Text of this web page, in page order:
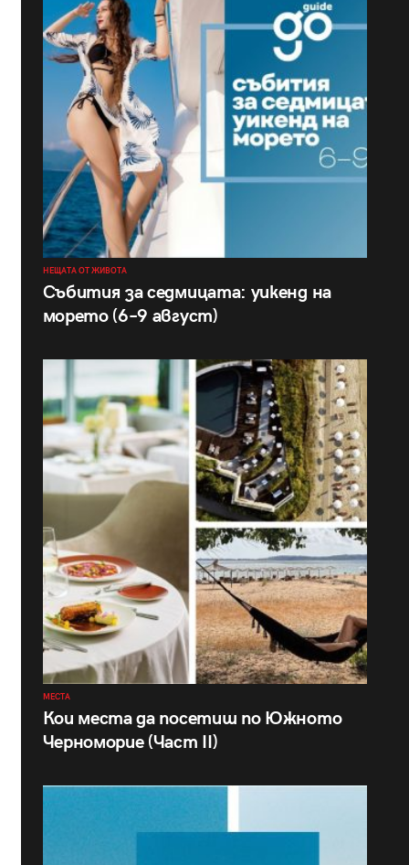
НЕЩАТА ОТ ЖИВОТА
Събития за седмицата: уикенд на
морето (6–9 август)
МЕСТА
Кои места да посетиш по Южното
Черноморие (Част II)